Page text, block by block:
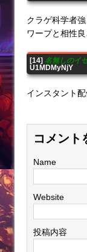
クラゲ科学者
ワープと相性
[14] 名無しのイ
U1MDMyNjY
インスタント
コメント
Name
Website
投稿内容